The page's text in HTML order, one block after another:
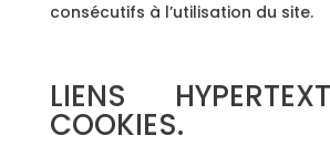
consécutifs à l’utilisation du site.
LIENS
COOKIES.